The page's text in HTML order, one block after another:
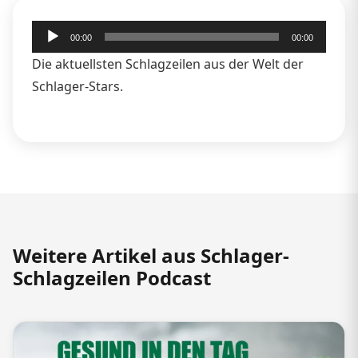
Audio-
Player
00:00 00:00
Die aktuellsten Schlagzeilen aus der Welt der
Schlager-Stars.
Weitere Artikel aus Schlager-
Schlagzeilen Podcast